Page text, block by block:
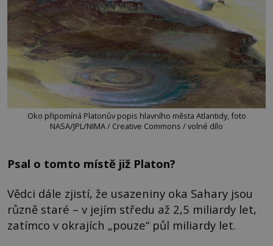
Oko připomíná Platonův popis hlavního města Atlantidy, foto
NASA/JPL/NIMA / Creative Commons / volné dílo
Psal o tomto místě již Platon?
Vědci dále zjistí, že usazeniny oka Sahary jsou
různě staré – v jejím středu až 2,5 miliardy let,
zatímco v okrajích „pouze“ půl miliardy let.